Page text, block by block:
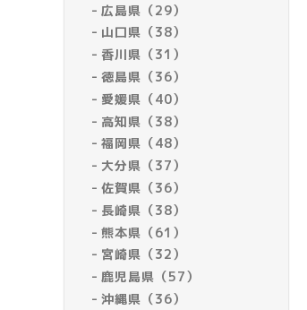
広島県（29）
山口県（38）
香川県（31）
徳島県（36）
愛媛県（40）
高知県（38）
福岡県（48）
大分県（37）
佐賀県（36）
長崎県（38）
熊本県（61）
宮崎県（32）
鹿児島県（57）
沖縄県（36）